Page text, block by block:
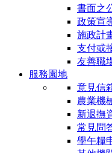
書面之
政策宣
施政計
支付或
友善職
服務園地
意見信
農業機
新退撫
常見問
學午糧